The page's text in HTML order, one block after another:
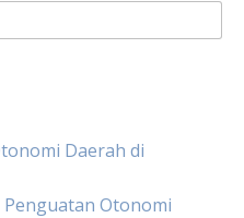
Daerah di
Otonomi